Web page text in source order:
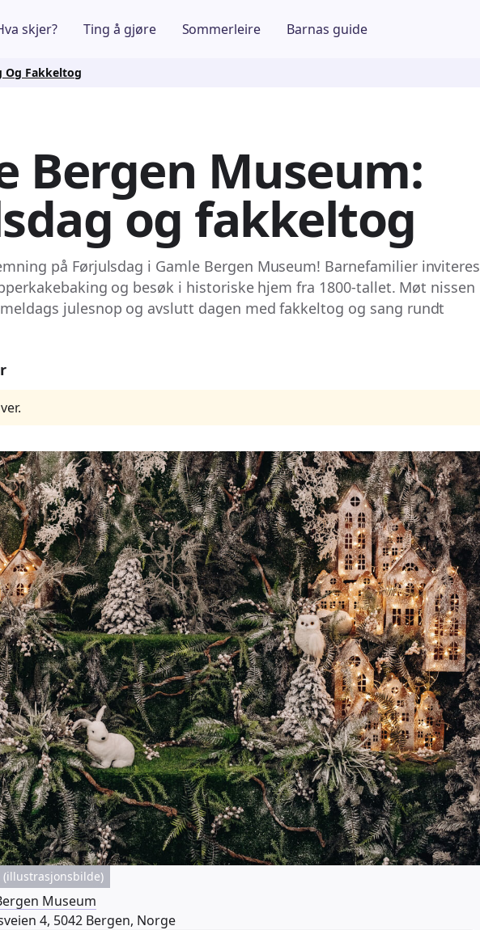
skjer? Ting å gjøre Sommerleire Barnas guide
Og Fakkeltog
Bergen Museum:
og fakkeltog
på Førjulsdag i Gamle Bergen Museum! Barnefamilier inviteres
og besøk i historiske hjem fra 1800-tallet. Møt nissen
julesnop og avslutt dagen med fakkeltog og sang rundt
Museum
4, 5042 Bergen, Norge